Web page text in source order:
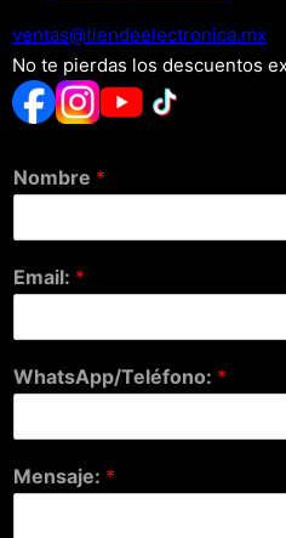
xm.acinortceleedneit@satnev
No te pierdas los descuentos
Nombre *
Email: *
WhatsApp/Teléfono: *
Mensaje: *